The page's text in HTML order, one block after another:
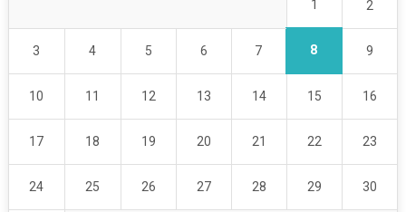
1 2
3 4 5 6 7 8 9
10 11 12 13 14 15 16
17 18 19 20 21 22 23
24 25 26 27 28 29 30